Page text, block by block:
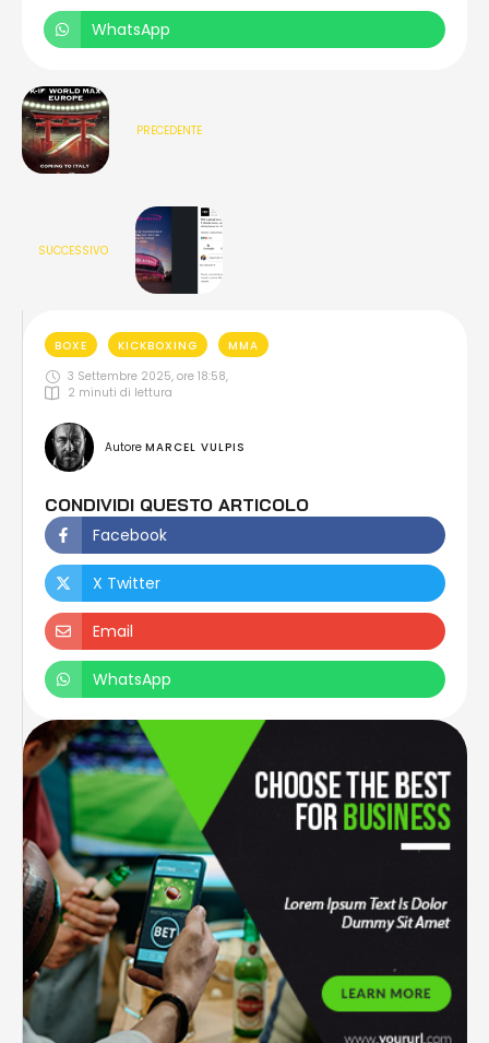
WhatsApp
PRECEDENTE
SUCCESSIVO
BOXE KICKBOXING
MMA
3 Settembre 2025, ore 18:58,
2 minuti di lettura
Autore MARCEL VULPIS
CONDIVIDI QUESTO ARTICOLO
Facebook
X Twitter
Email
WhatsApp